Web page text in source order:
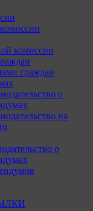
комиссии
граждан
о
на
о